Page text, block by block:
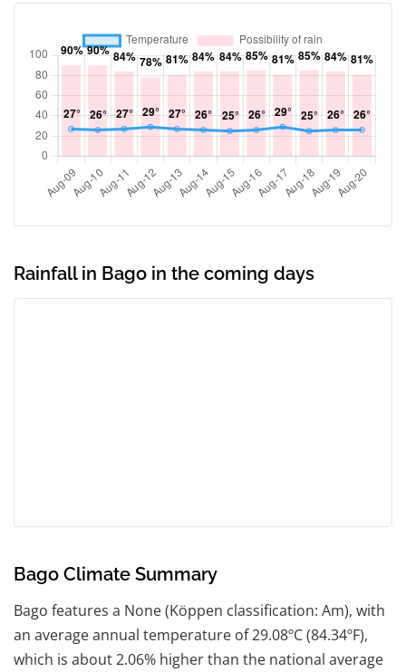
Rainfall in Bago in the coming days
Bago Climate Summary
Bago features a None (Köppen classification: Am), with
an average annual temperature of 29.08ºC (84.34ºF),
which is about 2.06% higher than the national average